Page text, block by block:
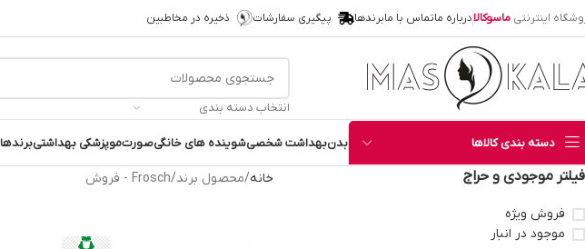
اینترنتی ماسوکالادرباره ماتماس با مابرندها پیگیری سفارشات ذخیره در مخاطبین
انتخاب دسته بندی
دسته بندی کالاها بدنبهداشت شخصیشوینده های خانگیصورتموپزشکی بهداشتیبرندها
فیلتر موجودی و حراج
فروش ویژه
موجود در انبار
خانه محصول برند Frosch - فروش